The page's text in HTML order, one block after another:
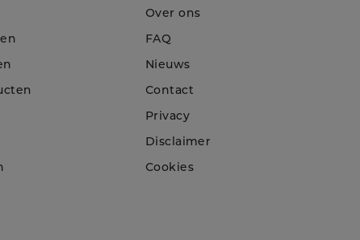
Over ons
FAQ
Nieuws
Contact
Privacy
Disclaimer
Cookies